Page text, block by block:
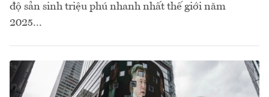
độ sản sinh triệu phú nhanh nhất thế giới năm
2025...